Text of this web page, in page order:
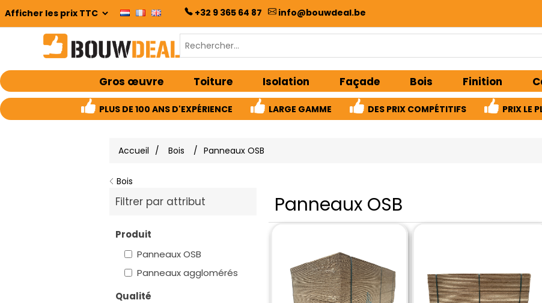
+32 9 365 64 87 info@bouwdeal.be
Gros œuvre Toiture Isolation Façade Bois Finition
PLUS DE 100 ANS D'EXPÉRIENCE LARGE GAMME DES PRIX COMPÉTITIFS PRIX ​​LE
Accueil / Bois / Panneaux OSB
Bois
Filtrer par attribut
Produit
Panneaux OSB
Panneaux agglomérés
Qualité
Panneaux OSB